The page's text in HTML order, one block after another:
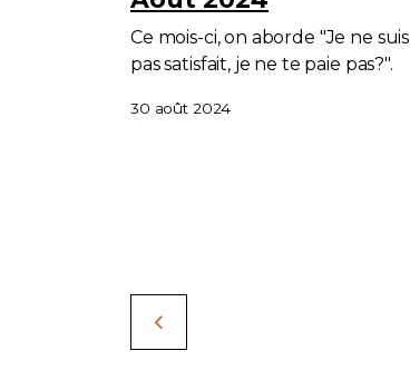
Ce mois-ci, on aborde "Je ne suis
pas satisfait, je ne te paie pas?".
30 août 2024